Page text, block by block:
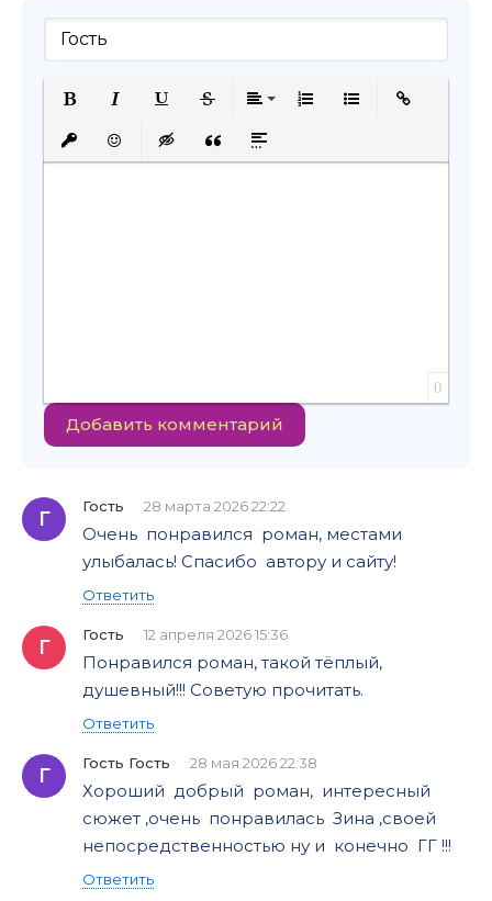
Подчеркнутый
Вставить защищенную ссылку
Вставить смайлик
Вставка скрытого текста
Вставка цитаты
Вставка спойлера
0
Добавить комментарий
Г
Гость 28 марта 2026 22:22
Очень понравился роман, местами
улыбалась! Спасибо автору и сайту!
Ответить
Г
Гость 12 апреля 2026 15:36
Понравился роман, такой тёплый,
душевный!!! Советую прочитать.
Ответить
Г
Гость Гость 28 мая 2026 22:38
Хороший добрый роман, интересный
сюжет ,очень понравилась Зина ,своей
непосредственностью ну и конечно ГГ !!!
Ответить